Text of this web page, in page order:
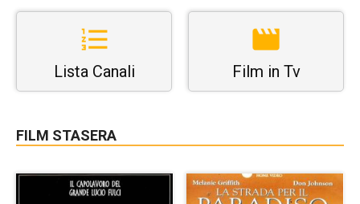
Lista Canali Film in Tv
FILM STASERA